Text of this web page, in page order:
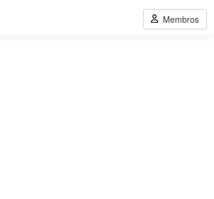
Membros